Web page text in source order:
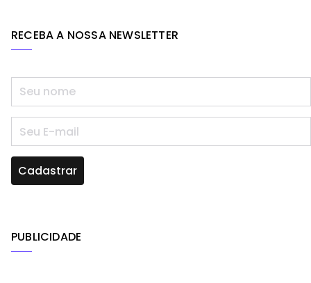
RECEBA A NOSSA NEWSLETTER
PUBLICIDADE